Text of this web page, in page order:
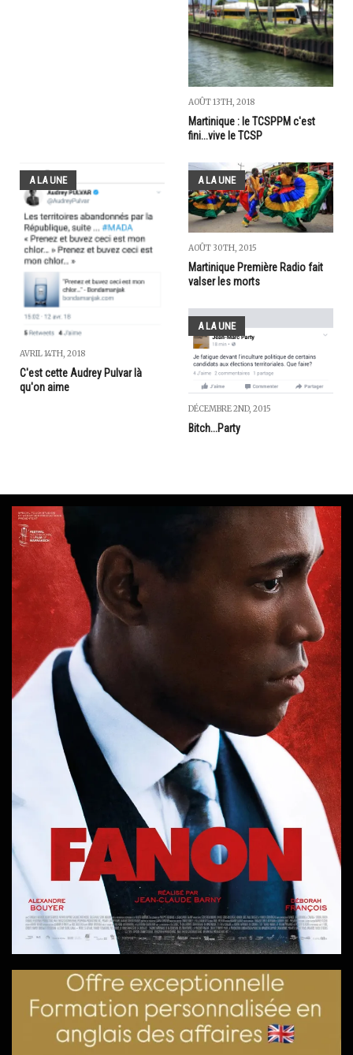
AOÛT 13TH, 2018
Martinique : le TCSPPM c'est
fini...vive le TCSP
A LA UNE
AVRIL 14TH, 2018
C'est cette Audrey Pulvar là
qu'on aime
A LA UNE
AOÛT 30TH, 2015
Martinique Première Radio fait
valser les morts
A LA UNE
DÉCEMBRE 2ND, 2015
Bitch...Party